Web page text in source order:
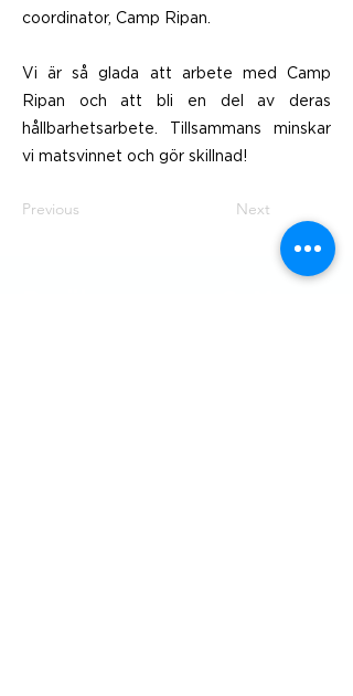
coordinator, Camp Ripan.
Vi är så glada att arbete med Camp
Ripan och att bli en del av deras
hållbarhetsarbete. Tillsammans minskar
vi matsvinnet och gör skillnad!
Previous Next